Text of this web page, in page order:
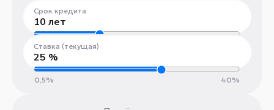
300 000 ₽
Срок кредита
10 лет
1 год
Ставка (текущая)
25 %
0,5% 40%